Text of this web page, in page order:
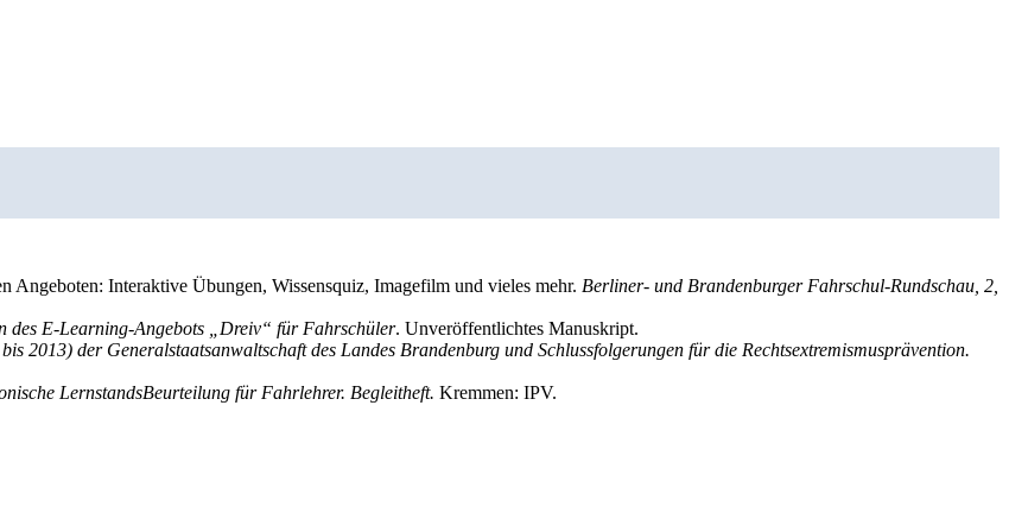
Interaktive Übungen, Wissensquiz, Imagefilm und vieles mehr. Berliner- und Brandenburger Fahrschul-Rundschau, 2,
des E-Learning-Angebots „Dreiv“ für Fahrschüler. Unveröffentlichtes Manuskript.
2013) der Generalstaatsanwaltschaft des Landes Brandenburg und Schlussfolgerungen für die Rechtsextremismusprävention.
LernstandsBeurteilung für Fahrlehrer. Begleitheft. Kremmen: IPV.